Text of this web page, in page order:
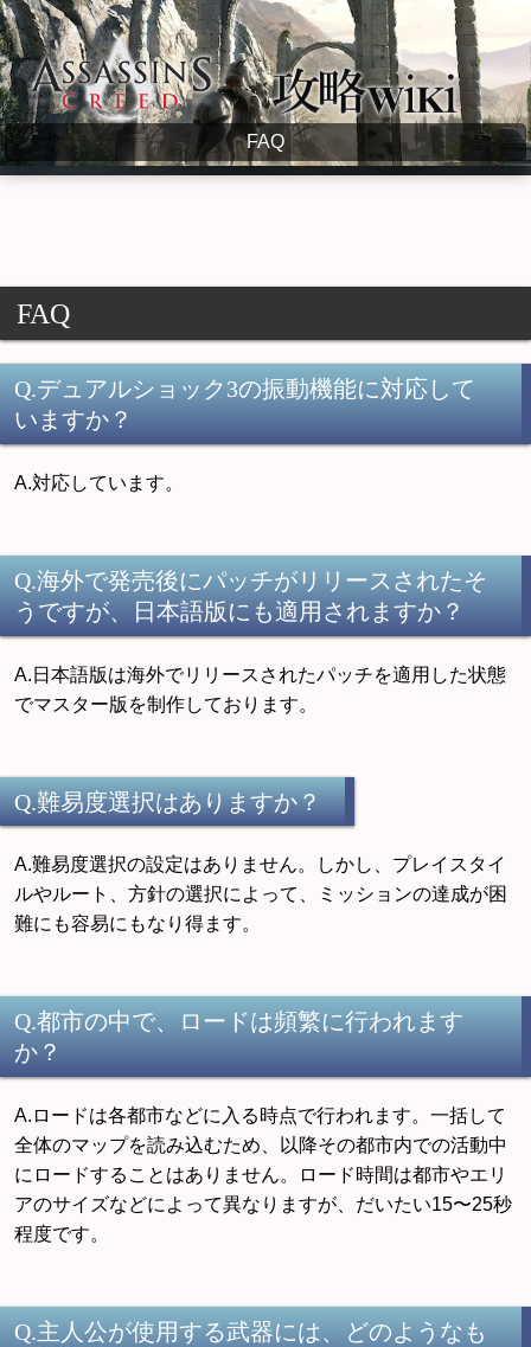
Assassin's Creed Wiki
FAQ
FAQ
Q.デュアルショック3の振動機能に対応して
いますか？
A.対応しています。
Q.海外で発売後にパッチがリリースされたそ
うですが、日本語版にも適用されますか？
A.日本語版は海外でリリースされたパッチを適用した状態
でマスター版を制作しております。
Q.難易度選択はありますか？
A.難易度選択の設定はありません。しかし、プレイスタイ
ルやルート、方針の選択によって、ミッションの達成が困
難にも容易にもなり得ます。
Q.都市の中で、ロードは頻繁に行われます
か？
A.ロードは各都市などに入る時点で行われます。一括して
全体のマップを読み込むため、以降その都市内での活動中
にロードすることはありません。ロード時間は都市やエリ
アのサイズなどによって異なりますが、だいたい15〜25秒
程度です。
Q.主人公が使用する武器には、どのようなも